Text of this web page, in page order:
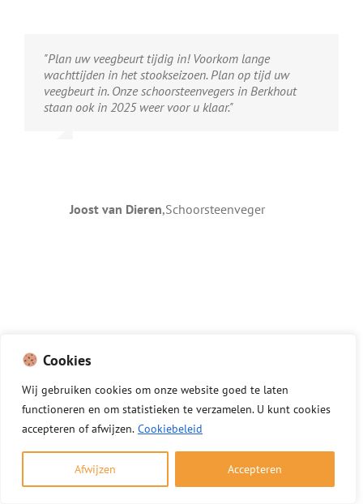
Cookies
Wij gebruiken cookies om onze website goed te laten
functioneren en om statistieken te verzamelen. U kunt cookies
accepteren of afwijzen. Cookiebeleid
Afwijzen Accepteren
"Plan uw veegbeurt tijdig in! Voorkom lange
wachttijden in het stookseizoen. Plan op tijd uw
veegbeurt in. Onze schoorsteenvegers in Berkhout
staan ook in 2025 weer voor u klaar."
Joost van Dieren,Schoorsteenveger
Onze schoorsteenvegers zijn dagelijks actief in Berkhout
en in de omliggende dorpen en steden binnen de
Woont u net buiten Berkhout of woont u in een buurt
met de postcode 1647 AJ? Wij komen daar zonder extra